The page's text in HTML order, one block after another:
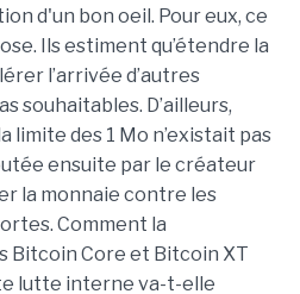
d'un bon oeil. Pour eux, ce
Ils estiment qu’étendre la
l’arrivée d’autres
souhaitables. D’ailleurs,
limite des 1 Mo n’existait pas
ensuite par le créateur
la monnaie contre les
Comment la
Bitcoin Core et Bitcoin XT
lutte interne va-t-elle